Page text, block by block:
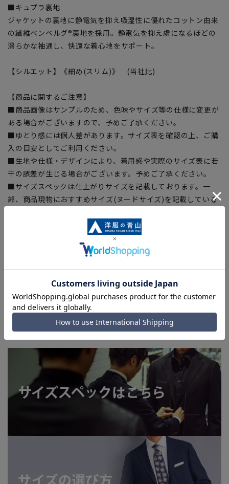
■キュプラ裏地
ジャケットの裏地に静電気を抑え吸湿性に優れたコットン由来
の繊維ベンベルグ®裏地を採用。静電気を抑え虜になるほどの
滑らかな袖通し、快適な着心地をサポート。
【シルエット】《細め(スリム)》 (当社比)
【商品に関するご注意】
■商品画像はサンプルのため、色味やサイズ等の仕様に変更が
ある場合がございますので、予めご了承ください。
■ゆとり感には個人差があります。サイズ表を確認の上、ご購
入の目安としてご利用ください。
■生地や仕様・デザインにより、着用感や実際のサイズ表に若
干の誤差が生じる場合がございます。予めご了承ください。
■サイズスペックは仕上がりサイズを記載しております。一
部、商品現物におすすめサイズ(ヌードサイズ)を記載している
■ブラウザやお使いのモニター環境、また撮影時の室内外の光
加減により、実際の商品と掲載画像の色味が異なる場合がござ
を完了できない場合がございます。予めご了承ください。
■お急ぎ発送のご注文につきましても、ご注文のタイミングに
よってはお急ぎ発送サービスを選択できない場合がございま